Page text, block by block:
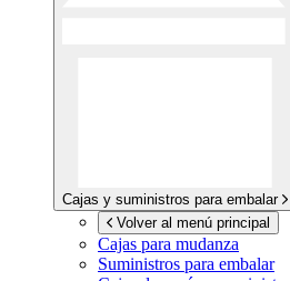
Cajas y suministros para embalar
Volver al menú principal
Cajas para mudanza
Suministros para embalar